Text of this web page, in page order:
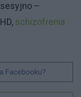
–
schizofrenia
Facebooku?